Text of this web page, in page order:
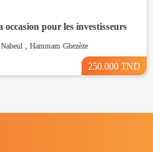
occasion pour les investisseurs
Nabeul , Hammam Ghezèze
250.000 TND